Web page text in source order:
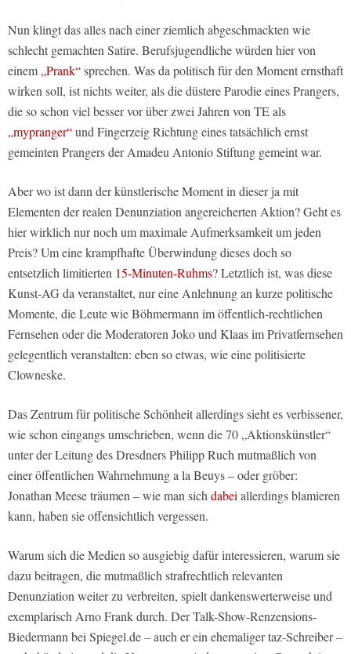
Nun klingt das alles nach einer ziemlich abgeschmackten wie
schlecht gemachten Satire. Berufsjugendliche würden hier von
einem„Prank“sprechen. Was da politisch für den Moment ernsthaft
wirken soll, ist nichts weiter, als die düstere Parodie eines Prangers,
die so schon viel besser vor über zwei Jahren von TE als
„mypranger“und Fingerzeig Richtung eines tatsächlich ernst
gemeinten Prangers der Amadeu Antonio Stiftung gemeint war.
Aber wo ist dann der künstlerische Moment in dieser ja mit
Elementen der realen Denunziation angereicherten Aktion? Geht es
hier wirklich nur noch um maximale Aufmerksamkeit um jeden
Preis? Um eine krampfhafte Überwindung dieses doch so
entsetzlich limitierten 15-Minuten-Ruhms? Letztlich ist, was diese
Kunst-AG da veranstaltet, nur eine Anlehnung an kurze politische
Momente, die Leute wie Böhmermann im öffentlich-rechtlichen
Fernsehen oder die Moderatoren Joko und Klaas im Privatfernsehen
gelegentlich veranstalten: eben so etwas, wie eine politisierte
Clowneske.
Das Zentrum für politische Schönheit allerdings sieht es verbissener,
wie schon eingangs umschrieben, wenn die 70 „Aktionskünstler“
unter der Leitung des Dresdners Philipp Ruch mutmaßlich von
einer öffentlichen Wahrnehmung a la Beuys – oder gröber:
Jonathan Meese träumen – wie man sichdabeiallerdings blamieren
kann, haben sie offensichtlich vergessen.
Warum sich die Medien so ausgiebig dafür interessieren, warum sie
dazu beitragen, die mutmaßlich strafrechtlich relevanten
Denunziation weiter zu verbreiten, spielt dankenswerterweise und
exemplarisch Arno Frank durch. Der Talk-Show-Renzensions-
Biedermann bei Spiegel.de – auch er ein ehemaliger taz-Schreiber –